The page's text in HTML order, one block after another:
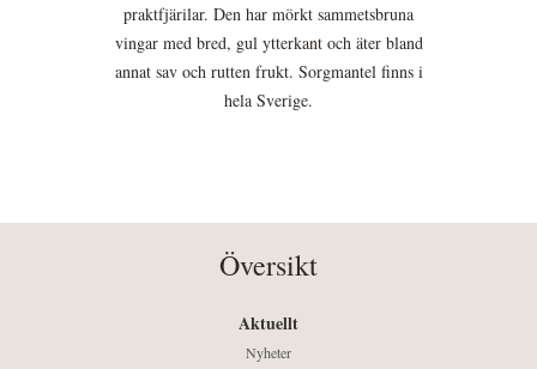
praktfjärilar. Den har mörkt sammetsbruna
vingar med bred, gul ytterkant och äter bland
annat sav och rutten frukt. Sorgmantel finns i
hela Sverige.
Översikt
Aktuellt
Nyheter